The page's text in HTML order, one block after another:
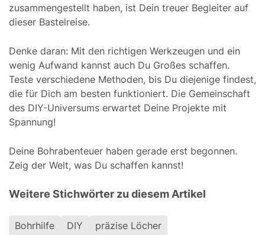
zusammengestellt haben, ist Dein treuer Begleiter auf
dieser Bastelreise.
Denke daran: Mit den richtigen Werkzeugen und ein
wenig Aufwand kannst auch Du Großes schaffen.
Teste verschiedene Methoden, bis Du diejenige findest,
die für Dich am besten funktioniert. Die Gemeinschaft
des DIY-Universums erwartet Deine Projekte mit
Spannung!
Deine Bohrabenteuer haben gerade erst begonnen.
Zeig der Welt, was Du schaffen kannst!
Weitere Stichwörter zu diesem Artikel
Bohrhilfe DIY
präzise Löcher